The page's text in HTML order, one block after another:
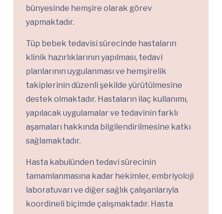
bünyesinde hemşire olarak görev
yapmaktadır.
Tüp bebek tedavisi sürecinde hastaların
klinik hazırlıklarının yapılması, tedavi
planlarının uygulanması ve hemşirelik
takiplerinin düzenli şekilde yürütülmesine
destek olmaktadır. Hastaların ilaç kullanımı,
yapılacak uygulamalar ve tedavinin farklı
aşamaları hakkında bilgilendirilmesine katkı
sağlamaktadır.
Hasta kabulünden tedavi sürecinin
tamamlanmasına kadar hekimler, embriyoloji
laboratuvarı ve diğer sağlık çalışanlarıyla
koordineli biçimde çalışmaktadır. Hasta